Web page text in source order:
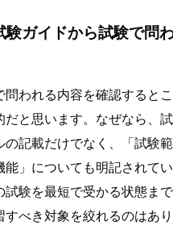
験ガイドから試験で問
問われる内容を確認すると
だと思います。なぜなら、
の記載だけでなく、「試験
能」についても明記されて
試験を最短で受かる状態ま
べき対象を絞れるのはあり